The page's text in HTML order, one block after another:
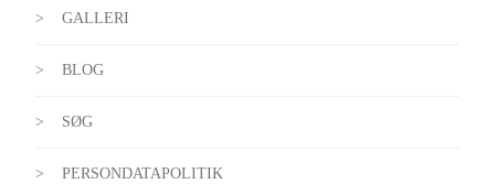
GALLERI
BLOG
SØG
PERSONDATAPOLITIK